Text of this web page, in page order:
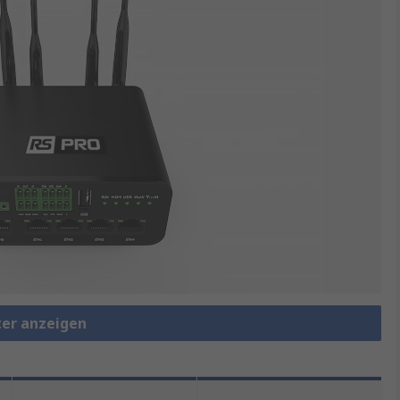
anzeigen